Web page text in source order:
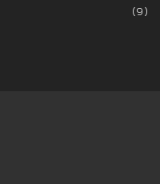
(9)